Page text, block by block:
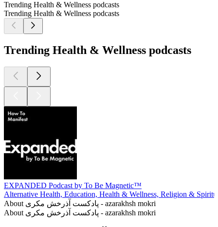
Trending Health & Wellness podcasts
Trending Health & Wellness podcasts
Trending Health & Wellness podcasts
EXPANDED Podcast by To Be Magnetic™
Alternative Health, Education, Health & Wellness, Religion &
About پادکست آذرخش مکری - azarakhsh mokri
About پادکست آذرخش مکری - azarakhsh mokri